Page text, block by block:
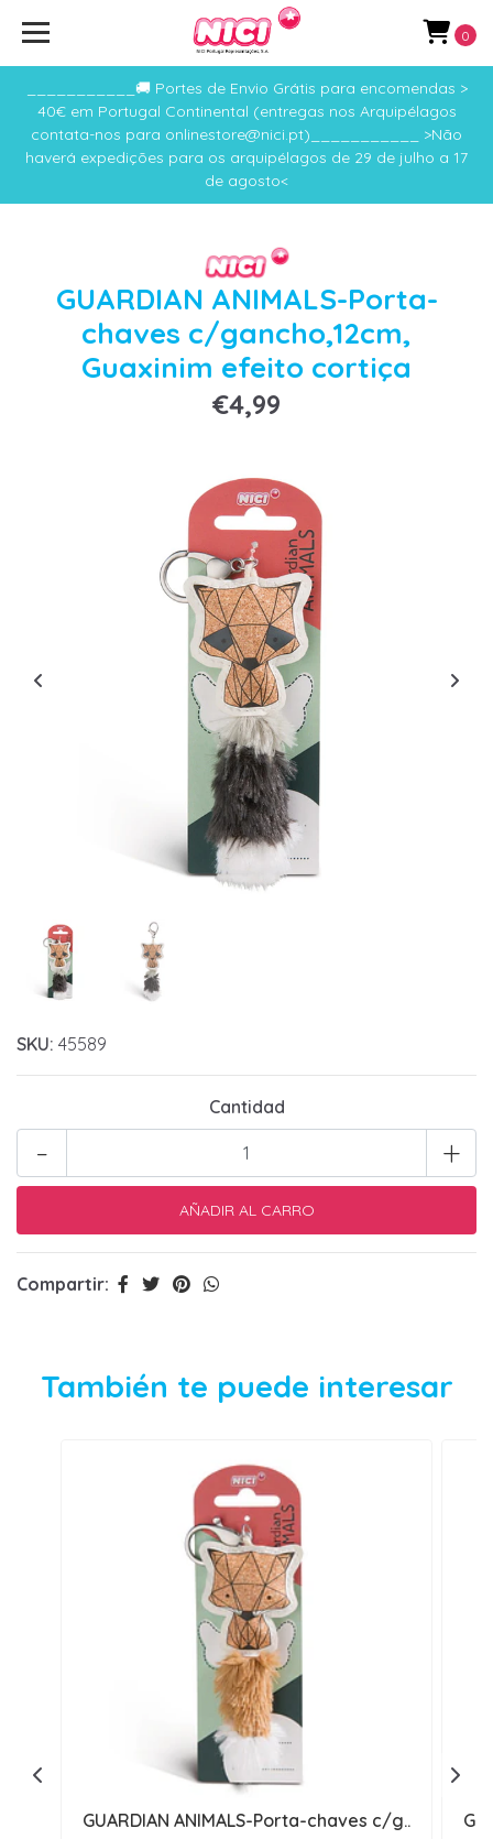
___________🚚 Portes de Envio Grátis para encomendas >
40€ em Portugal Continental (entregas nos Arquipélagos
contata-nos para onlinestore@nici.pt)___________ >Não
haverá expedições para os arquipélagos de 29 de julho a 17
de agosto<
0
GUARDIAN ANIMALS-Porta-
chaves c/gancho,12cm,
Guaxinim efeito cortiça
€4,99
SKU: 45589
Cantidad
+
-
Compartir:
También te puede interesar
GUARDIAN ANIMALS-Porta-chaves c/g..